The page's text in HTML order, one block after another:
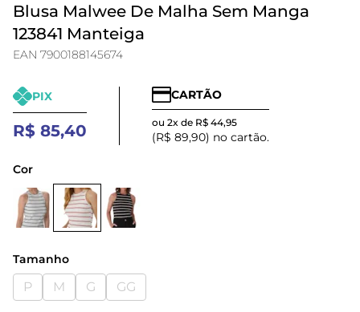
Blusa Malwee De Malha Sem Manga
123841 Manteiga
EAN 7900188145674
PIX
R$ 85,40
CARTÃO
ou 2x de R$ 44,95
(R$ 89,90) no cartão.
Cor
Tamanho
P M G GG